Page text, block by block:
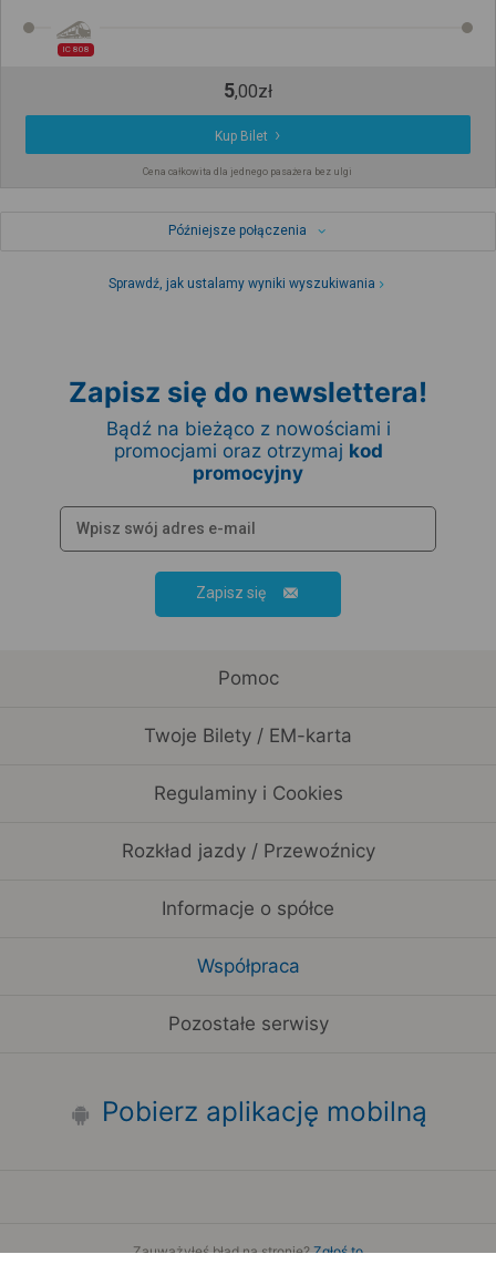
IC 808
5,00zł
Kup Bilet
Cena całkowita dla jednego pasażera bez ulgi
Późniejsze połączenia
Sprawdź, jak ustalamy wyniki wyszukiwania
Zapisz się do newslettera!
Bądź na bieżąco z nowościami i
promocjami oraz otrzymaj kod
promocyjny
Zapisz się
Pomoc
Twoje Bilety / EM-karta
Regulaminy i Cookies
Rozkład jazdy / Przewoźnicy
Informacje o spółce
Współpraca
Pozostałe serwisy
Pobierz aplikację mobilną
Zauważyłeś błąd na stronie?Zgłoś to